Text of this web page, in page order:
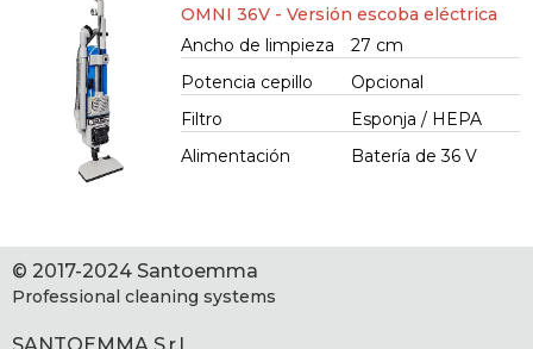
OMNI 36V - Versión escoba eléctrica
Ancho de limpieza
27 cm
Potencia cepillo
Opcional
Filtro
Esponja / HEPA
Alimentación
Batería de 36 V
© 2017-2024 Santoemma
Professional cleaning systems